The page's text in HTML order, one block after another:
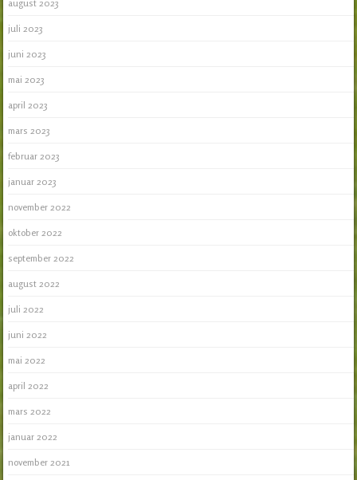
august 2023
juli 2023
juni 2023
mai 2023
april 2023
mars 2023
februar 2023
januar 2023
november 2022
oktober 2022
september 2022
august 2022
juli 2022
juni 2022
mai 2022
april 2022
mars 2022
januar 2022
november 2021